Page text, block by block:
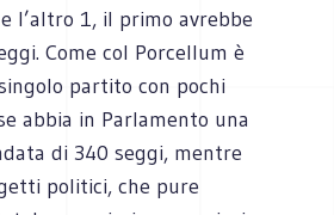
l’altro 1, il primo avrebbe
Come col Porcellum è
partito con pochi
abbia in Parlamento una
di 340 seggi, mentre
politici, che pure